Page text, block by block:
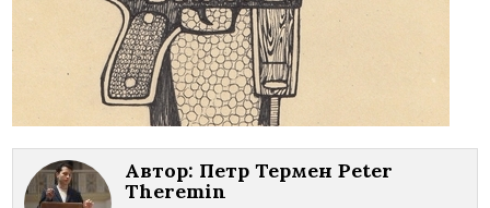
Автор: Петр Термен Peter
Theremin